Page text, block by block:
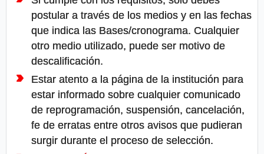
postular a través de los medios y en las fechas
que indica las Bases/cronograma. Cualquier
otro medio utilizado, puede ser motivo de
descalificación.
Estar atento a la página de la institución para
estar informado sobre cualquier comunicado
de reprogramación, suspensión, cancelación,
fe de erratas entre otros avisos que pudieran
surgir durante el proceso de selección.